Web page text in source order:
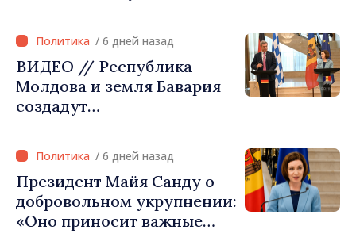
/ 6 дней назад
ВИДЕО // Республика
Молдова и земля Бавария
создадут
комиссию по
экономическому
сотрудничеству
/ 6 дней назад
Президент Майя Санду о
добровольном укрупнении:
«Оно приносит важные